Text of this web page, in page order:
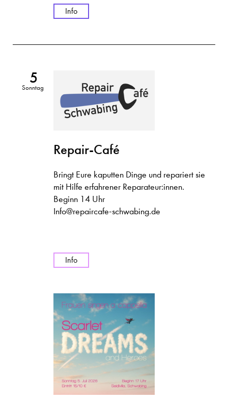
Info
5
Sonntag
Repair-Café
Bringt Eure kaputten Dinge und repariert sie
mit Hilfe erfahrener Reparateur:innen.
Beginn 14 Uhr
Info@repaircafe-schwabing.de
Info